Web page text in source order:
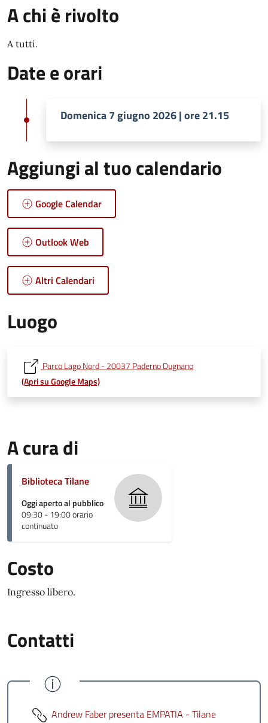
A chi è rivolto
A tutti.
Date e orari
Domenica 7 giugno 2026 | ore 21.15
Aggiungi al tuo calendario
Google Calendar
Outlook Web
Altri Calendari
Luogo
Parco Lago Nord - 20037 Paderno Dugnano
(Apri su Google Maps)
A cura di
Biblioteca Tilane
Oggi aperto al pubblico
09:30 - 19:00 orario
continuato
Costo
Ingresso libero.
Contatti
Andrew Faber presenta EMPATIA - Tilane